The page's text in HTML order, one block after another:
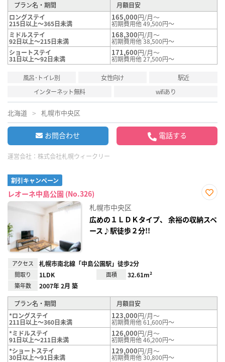
プラン名・期間
月額目安
ロングステイ
215日以上～365日未満
165,000円/月～
初期費用他 49,500円～
ミドルステイ
92日以上～215日未満
168,300円/月～
初期費用他 38,500円～
ショートステイ
31日以上～92日未満
171,600円/月～
初期費用他 27,500円～
風呂･トイレ別 女性向け
駅近
インターネット無料
wifiあり
北海道 札幌市中央区
お問合わせ 電話する
運営会社： 株式会社札幌ウィークリー
割引キャンペーン
レオーネ中島公園 (No.326)
り登
録
札幌市中央区
広めの１ＬＤＫタイプ、 余裕の収納スペ
ース♪駅徒歩２分!!
アクセス 札幌市南北線「中島公園駅」徒歩2分
間取り 1LDK 面積 32.61m²
築年数 2007年 2月 築
プラン名・期間
月額目安
*ロングステイ
211日以上～360日未満
123,000円/月～
初期費用他 61,600円～
*ミドルステイ
91日以上～211日未満
126,000円/月～
初期費用他 46,200円～
*ショートステイ
30日以上～91日未満
129,000円/月～
初期費用他 30,800円～